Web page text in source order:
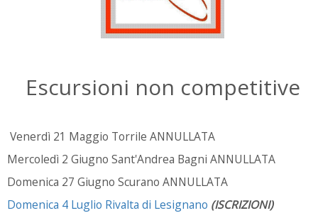
Escursioni non competitive
Venerdì 21 Maggio Torrile ANNULLATA
Mercoledì 2 Giugno Sant'Andrea Bagni ANNULLATA
Domenica 27 Giugno Scurano ANNULLATA
Domenica 4 Luglio Rivalta di Lesignano (ISCRIZIONI)